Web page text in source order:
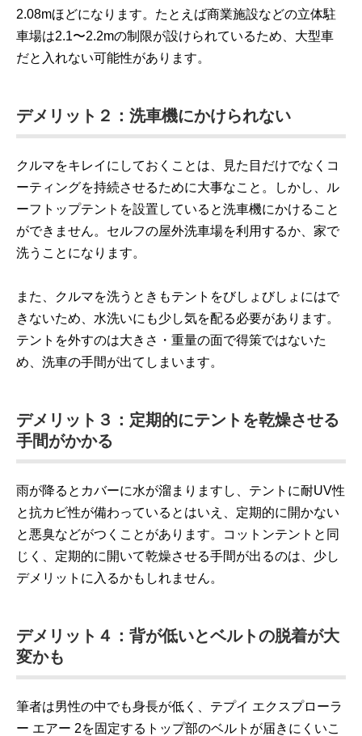
2.08mほどになります。たとえば商業施設などの立体駐
車場は2.1〜2.2mの制限が設けられているため、大型車
だと入れない可能性があります。
デメリット２：洗車機にかけられない
クルマをキレイにしておくことは、見た目だけでなくコ
ーティングを持続させるために大事なこと。しかし、ル
ーフトップテントを設置していると洗車機にかけること
ができません。セルフの屋外洗車場を利用するか、家で
洗うことになります。
また、クルマを洗うときもテントをびしょびしょにはで
きないため、水洗いにも少し気を配る必要があります。
テントを外すのは大きさ・重量の面で得策ではないた
め、洗車の手間が出てしまいます。
デメリット３：定期的にテントを乾燥させる
手間がかかる
雨が降るとカバーに水が溜まりますし、テントに耐UV性
と抗カビ性が備わっているとはいえ、定期的に開かない
と悪臭などがつくことがあります。コットンテントと同
じく、定期的に開いて乾燥させる手間が出るのは、少し
デメリットに入るかもしれません。
デメリット４：背が低いとベルトの脱着が大
変かも
筆者は男性の中でも身長が低く、テプイ エクスプローラ
ー エアー 2を固定するトップ部のベルトが届きにくいこ